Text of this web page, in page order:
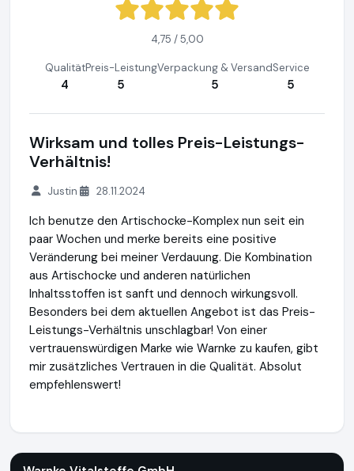
4,75 / 5,00
Qualität
4
Preis-Leistung
5
Verpackung & Versand
5
Service
5
Wirksam und tolles Preis-Leistungs-
Verhältnis!
Justin 28.11.2024
Ich benutze den Artischocke-Komplex nun seit ein
paar Wochen und merke bereits eine positive
Veränderung bei meiner Verdauung. Die Kombination
aus Artischocke und anderen natürlichen
Inhaltsstoffen ist sanft und dennoch wirkungsvoll.
Besonders bei dem aktuellen Angebot ist das Preis-
Leistungs-Verhältnis unschlagbar! Von einer
vertrauenswürdigen Marke wie Warnke zu kaufen, gibt
mir zusätzliches Vertrauen in die Qualität. Absolut
empfehlenswert!